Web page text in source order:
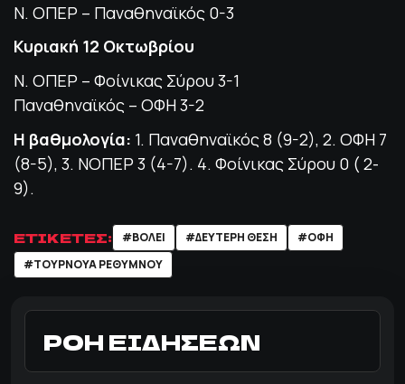
Ν. ΟΠΕΡ – Παναθηναϊκός 0-3
Κυριακή 12 Οκτωβρίου
Ν. ΟΠΕΡ – Φοίνικας Σύρου 3-1
Παναθηναϊκός – ΟΦΗ 3-2
H βαθμολογία: 1. Παναθηναϊκός 8 (9-2), 2. ΟΦΗ 7
(8-5), 3. ΝΟΠΕΡ 3 (4-7). 4. Φοίνικας Σύρου 0 ( 2-
9).
ΕΤΙΚΕΤΕΣ: #ΒΟΛΕΙ #ΔΕΥΤΕΡΗ ΘΕΣΗ
#ΟΦΗ
#ΤΟΥΡΝΟΥΑ ΡΕΘΥΜΝΟΥ
ΡΟΗ ΕΙΔΗΣΕΩΝ